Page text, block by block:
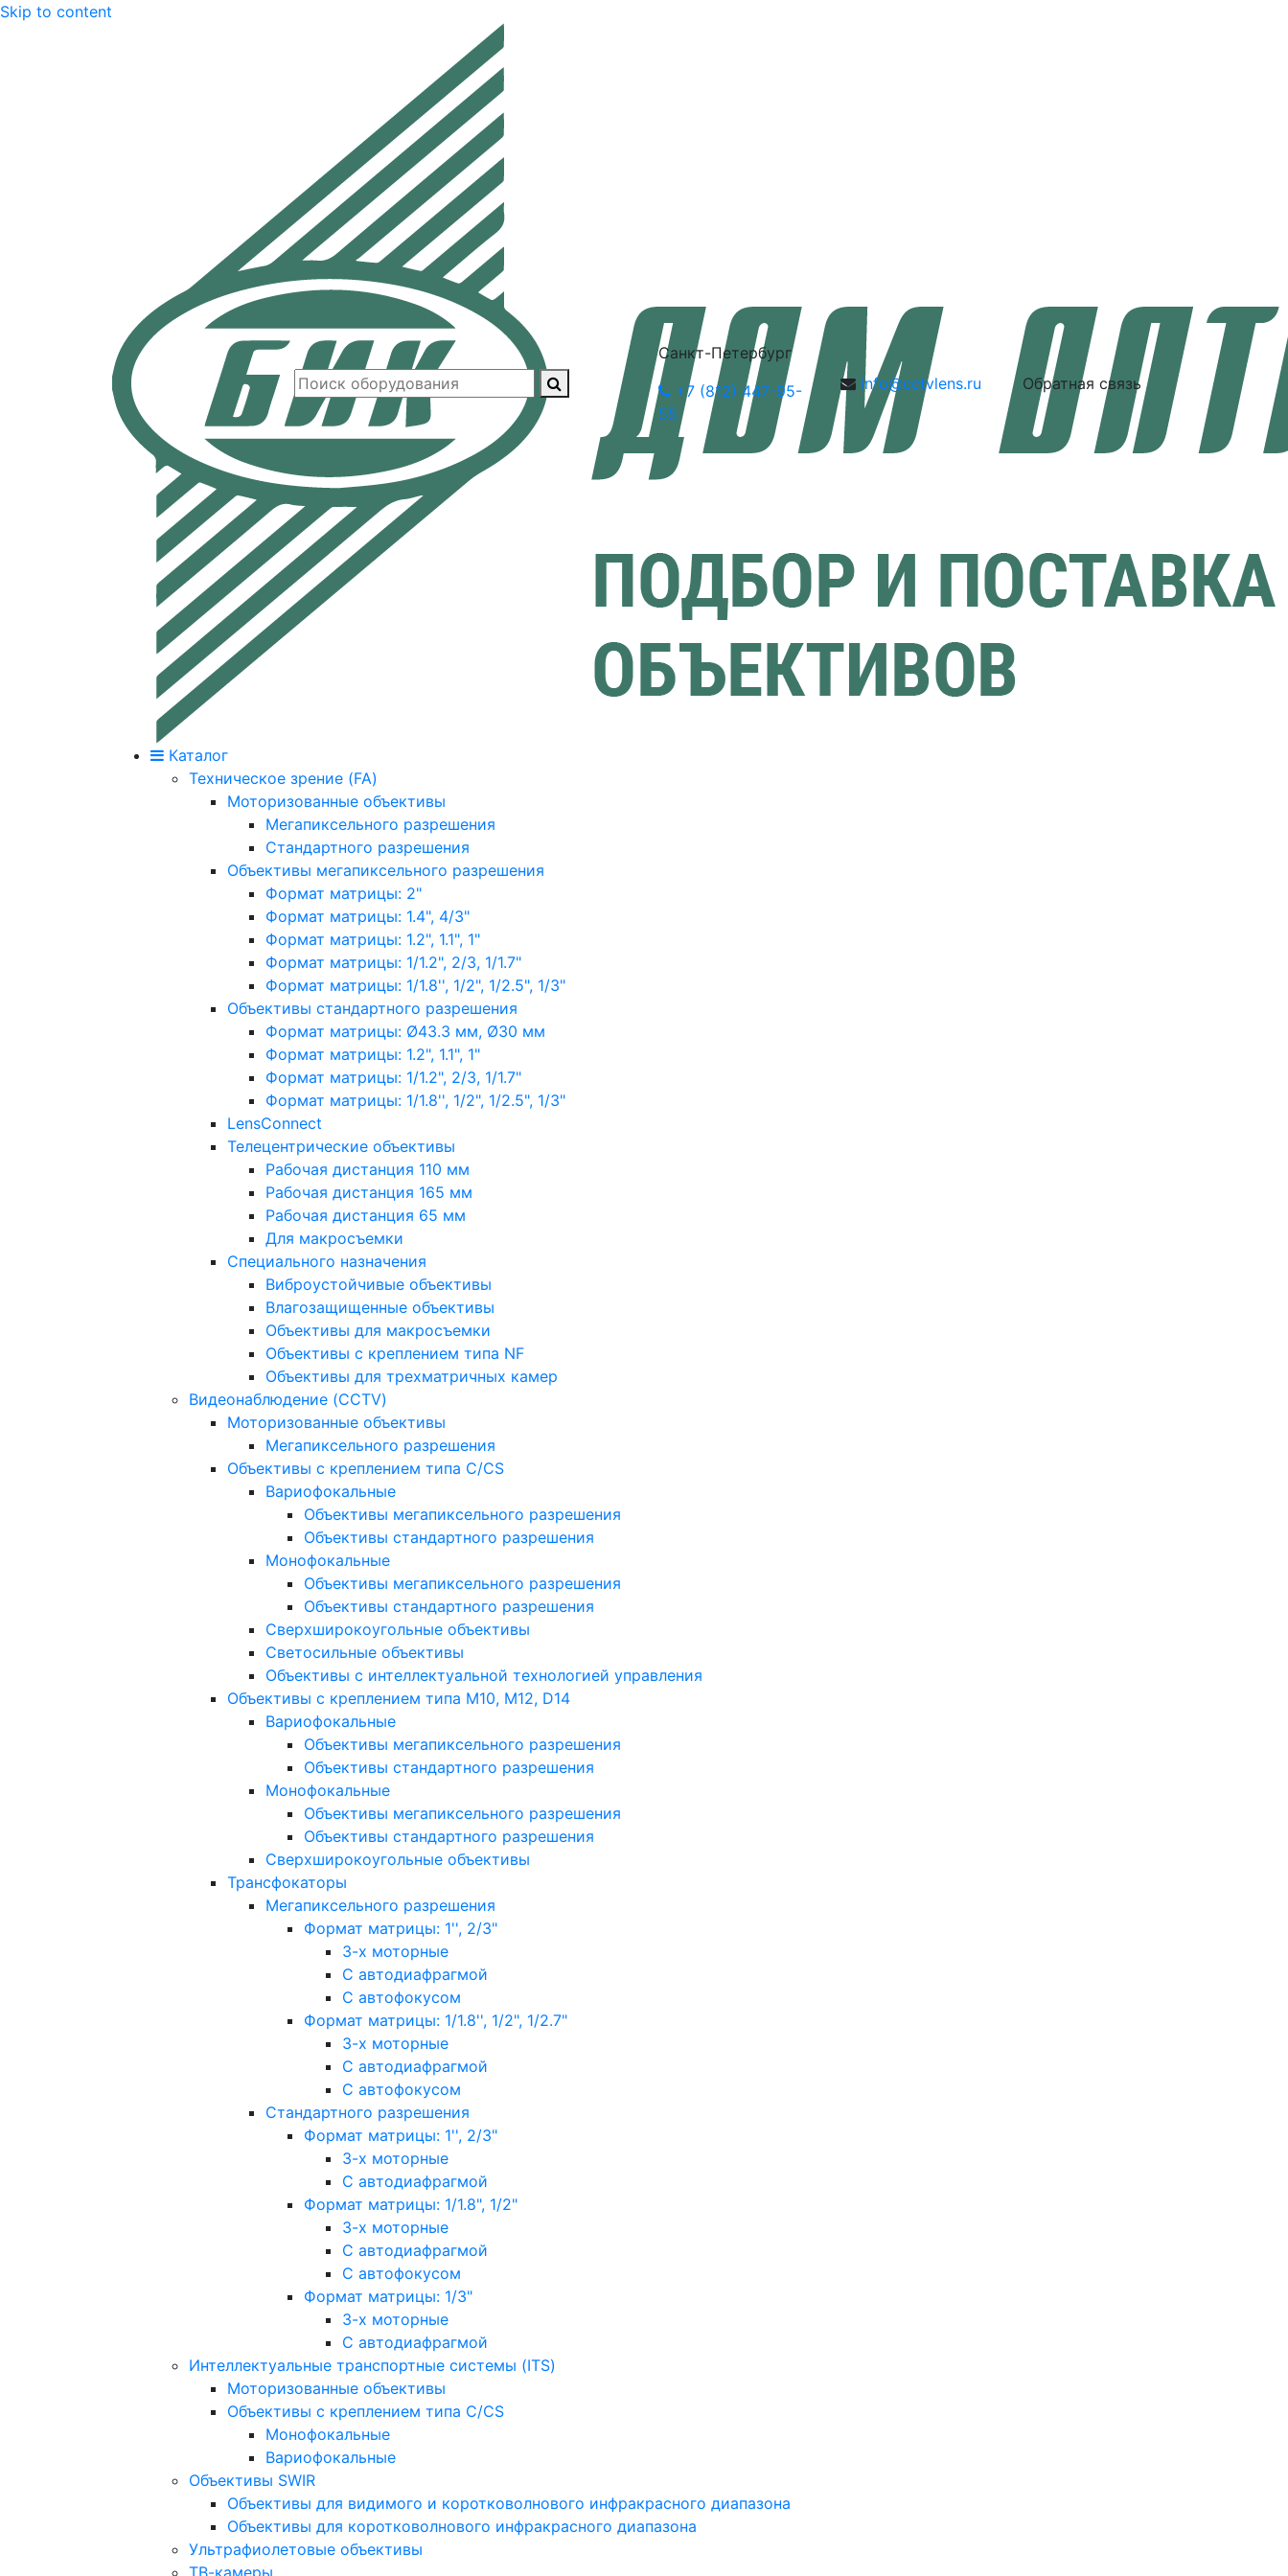
Skip to content
Санкт-Петербург
+7 (812) 447-95-
55
info@cctvlens.ru Обратная связь
Каталог
Техническое зрение (FA)
Моторизованные объективы
Мегапиксельного разрешения
Стандартного разрешения
Объективы мегапиксельного разрешения
Формат матрицы: 2"
Формат матрицы: 1.4", 4/3"
Формат матрицы: 1.2", 1.1", 1"
Формат матрицы: 1/1.2", 2/3, 1/1.7"
Формат матрицы: 1/1.8'', 1/2", 1/2.5", 1/3"
Объективы стандартного разрешения
Формат матрицы: Ø43.3 мм, Ø30 мм
Формат матрицы: 1.2", 1.1", 1"
Формат матрицы: 1/1.2", 2/3, 1/1.7"
Формат матрицы: 1/1.8'', 1/2", 1/2.5", 1/3"
LensConnect
Телецентрические объективы
Рабочая дистанция 110 мм
Рабочая дистанция 165 мм
Рабочая дистанция 65 мм
Для макросъемки
Специального назначения
Виброустойчивые объективы
Влагозащищенные объективы
Объективы для макросъемки
Объективы с креплением типа NF
Объективы для трехматричных камер
Видеонаблюдение (CCTV)
Моторизованные объективы
Мегапиксельного разрешения
Объективы с креплением типа C/CS
Вариофокальные
Объективы мегапиксельного разрешения
Объективы стандартного разрешения
Монофокальные
Объективы мегапиксельного разрешения
Объективы стандартного разрешения
Сверхширокоугольные объективы
Светосильные объективы
Объективы с интеллектуальной технологией управления
Объективы с креплением типа M10, M12, D14
Вариофокальные
Объективы мегапиксельного разрешения
Объективы стандартного разрешения
Монофокальные
Объективы мегапиксельного разрешения
Объективы стандартного разрешения
Сверхширокоугольные объективы
Трансфокаторы
Мегапиксельного разрешения
Формат матрицы: 1'', 2/3"
3-х моторные
С автодиафрагмой
С автофокусом
Формат матрицы: 1/1.8'', 1/2", 1/2.7"
3-х моторные
С автодиафрагмой
С автофокусом
Стандартного разрешения
Формат матрицы: 1'', 2/3"
3-х моторные
С автодиафрагмой
Формат матрицы: 1/1.8", 1/2"
3-х моторные
С автодиафрагмой
С автофокусом
Формат матрицы: 1/3"
3-х моторные
С автодиафрагмой
Интеллектуальные транспортные системы (ITS)
Моторизованные объективы
Объективы с креплением типа C/CS
Монофокальные
Вариофокальные
Объективы SWIR
Объективы для видимого и коротковолнового инфракрасного диапазона
Объективы для коротковолнового инфракрасного диапазона
Ультрафиолетовые объективы
ТВ-камеры